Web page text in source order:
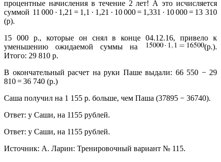
процентные начисления в течение 2 лет! А это исчисляется
суммой 11 000 · 1,21 = 1,1 · 1,21 · 10 000 = 1,331 · 10 000 = 13 310
(р).
15 000 р., которые он снял в конце 04.12.16, привело к
уменьшению ожидаемой суммы на
(р.).
Итого: 29 810 р.
В окончательный расчет на руки Паше выдали: 66 550 − 29
810 = 36 740 (р.)
Саша получил на 1 155 р. больше, чем Паша (37895 − 36740).
Ответ: у Саши, на 1155 рублей.
Ответ: у Саши, на 1155 рублей.
Источник: А. Ларин: Тренировочный вариант № 115.